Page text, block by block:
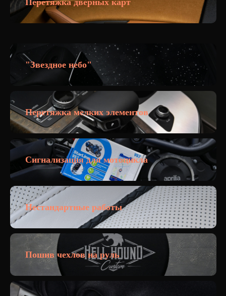
Перетяжка дверных карт
"Звездное небо"
Перетяжка мелких элементов
Сигнализация для мотоцикла
Нестандартные работы
Пошив чехлов на руль